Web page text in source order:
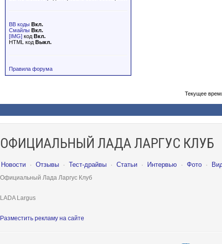
BB коды Вкл.
Смайлы Вкл.
[IMG] код Вкл.
HTML код Выкл.
Правила форума
Текущее
ОФИЦИАЛЬНЫЙ ЛАДА ЛАРГУС КЛУБ
Новости · Отзывы · Тест-драйвы · Статьи · Интервью · Фото ·
Официальный Лада Ларгус Клуб
LADA Largus
Разместить рекламу на сайте